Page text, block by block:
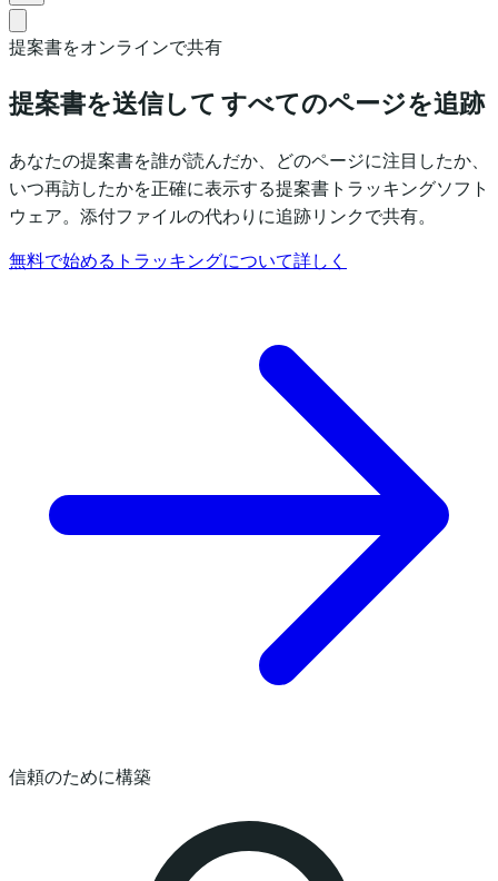
提案書をオンラインで共有
提案書を送信して すべてのページを追跡
あなたの提案書を誰が読んだか、どのページに注目したか、
いつ再訪したかを正確に表示する提案書トラッキングソフト
ウェア。添付ファイルの代わりに追跡リンクで共有。
無料で始める トラッキングについて詳しく
信頼のために構築